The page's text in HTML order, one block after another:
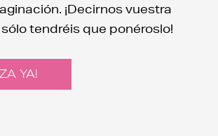
¡Decirnos vuestra
tendréis que ponéroslo!
YA!